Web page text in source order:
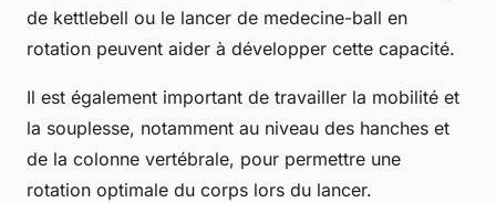
de kettlebell ou le lancer de medecine-ball en
rotation peuvent aider à développer cette capacité.
Il est également important de travailler la mobilité et
la souplesse, notamment au niveau des hanches et
de la colonne vertébrale, pour permettre une
rotation optimale du corps lors du lancer.